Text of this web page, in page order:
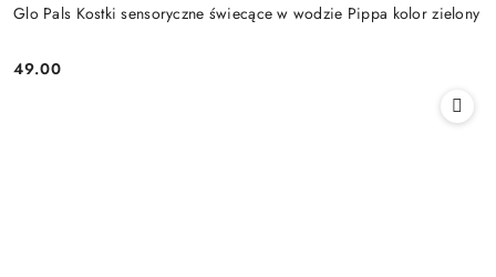
Glo Pals Kostki sensoryczne świecące w wodzie Pippa kolor zielony
Cena:
49.00